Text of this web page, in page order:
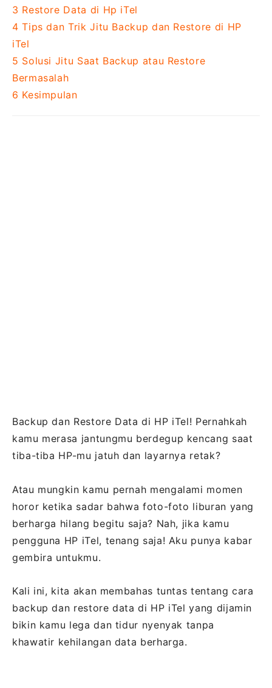
Backup dan Restore Data di HP iTel! Pernahkah
kamu merasa jantungmu berdegup kencang saat
tiba-tiba HP-mu jatuh dan layarnya retak?
Atau mungkin kamu pernah mengalami momen
horor ketika sadar bahwa foto-foto liburan yang
berharga hilang begitu saja? Nah, jika kamu
pengguna HP iTel, tenang saja! Aku punya kabar
gembira untukmu.
Kali ini, kita akan membahas tuntas tentang cara
backup dan restore data di HP iTel yang dijamin
bikin kamu lega dan tidur nyenyak tanpa
khawatir kehilangan data berharga.
3 Restore Data di Hp iTel
4 Tips dan Trik Jitu Backup dan Restore di HP
iTel
5 Solusi Jitu Saat Backup atau Restore
Bermasalah
6 Kesimpulan